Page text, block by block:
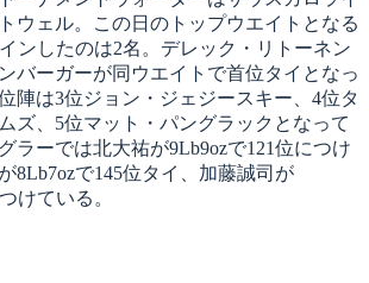
ウェル。この日のトップウエイトとなる
ンしたのは2名。デレック・リトーネン
バーガーが同ウエイトで首位タイとなっ
陣は3位ジョン・ジェジースキー、4位タ
ズ、5位マット・パングラックとなって
ラーでは北大祐が9Lb9ozで121位につけ
8Lb7ozで145位タイ、加藤誠司が
けている。